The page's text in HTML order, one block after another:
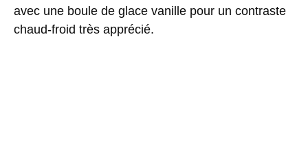
avec une boule de glace vanille pour un contraste
chaud-froid très apprécié.